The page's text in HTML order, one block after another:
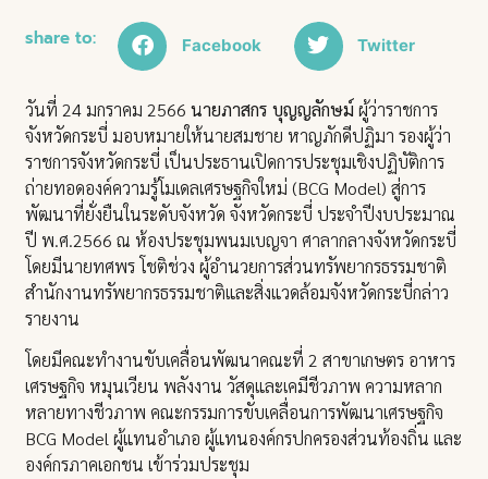
share to: Facebook Twitter
วันที่ 24 มกราคม 2566นายภาสกร บุญญลักษม์ ผู้ว่าราชการ
จังหวัดกระบี่ มอบหมายให้นายสมชาย หาญภักดีปฏิมา รองผู้ว่า
ราชการจังหวัดกระบี่ เป็นประธานเปิดการประชุมเชิงปฏิบัติการ
ถ่ายทอดองค์ความรู้โมเดลเศรษฐกิจใหม่ (BCG Model) สู่การ
พัฒนาที่ยั่งยืนในระดับจังหวัด จังหวัดกระบี่ ประจำปีงบประมาณ
ปี พ.ศ.2566 ณ ห้องประชุมพนมเบญจา ศาลากลางจังหวัดกระบี่
โดยมีนายทศพร โชติช่วง ผู้อำนวยการส่วนทรัพยากรธรรมชาติ
สำนักงานทรัพยากรธรรมชาติและสิ่งแวดล้อมจังหวัดกระบี่กล่าว
รายงาน
โดยมีคณะทำงานขับเคลื่อนพัฒนาคณะที่ 2 สาขาเกษตร อาหาร
เศรษฐกิจ หมุนเวียน พลังงาน วัสดุและเคมีชีวภาพ ความหลาก
หลายทางชีวภาพ คณะกรรมการขับเคลื่อนการพัฒนาเศรษฐกิจ
BCG Model ผู้แทนอำเภอ ผู้แทนองค์กรปกครองส่วนท้องถิ่น และ
องค์กรภาคเอกชน เข้าร่วมประชุม